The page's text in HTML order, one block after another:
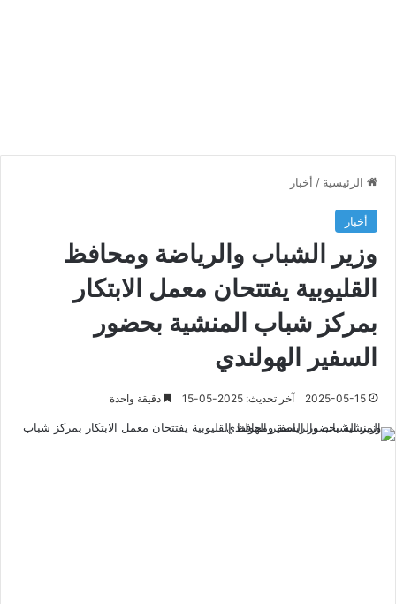
الرئيسية / أخبار
أخبار
وزير الشباب والرياضة ومحافظ
القليوبية يفتتحان معمل الابتكار
بمركز شباب المنشية بحضور
السفير الهولندي
2025-05-15 آخر تحديث: 2025-05-15 دقيقة واحدة